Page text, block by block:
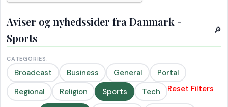
Aviser og nyhedssider fra Danmark -
Sports
🔎
CATEGORIES:
Broadcast Business General
Portal
Regional
Religion Sports Tech Reset Filters